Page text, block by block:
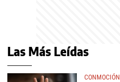
Las Más Leídas
CONMOCIÓN